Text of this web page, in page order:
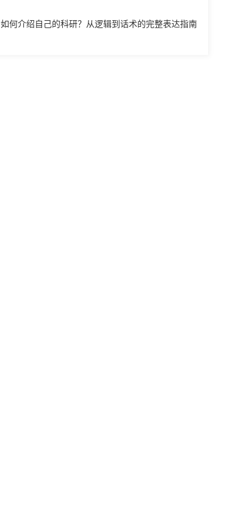
如何介绍自己的科研？从逻辑到话术的完整表达指南